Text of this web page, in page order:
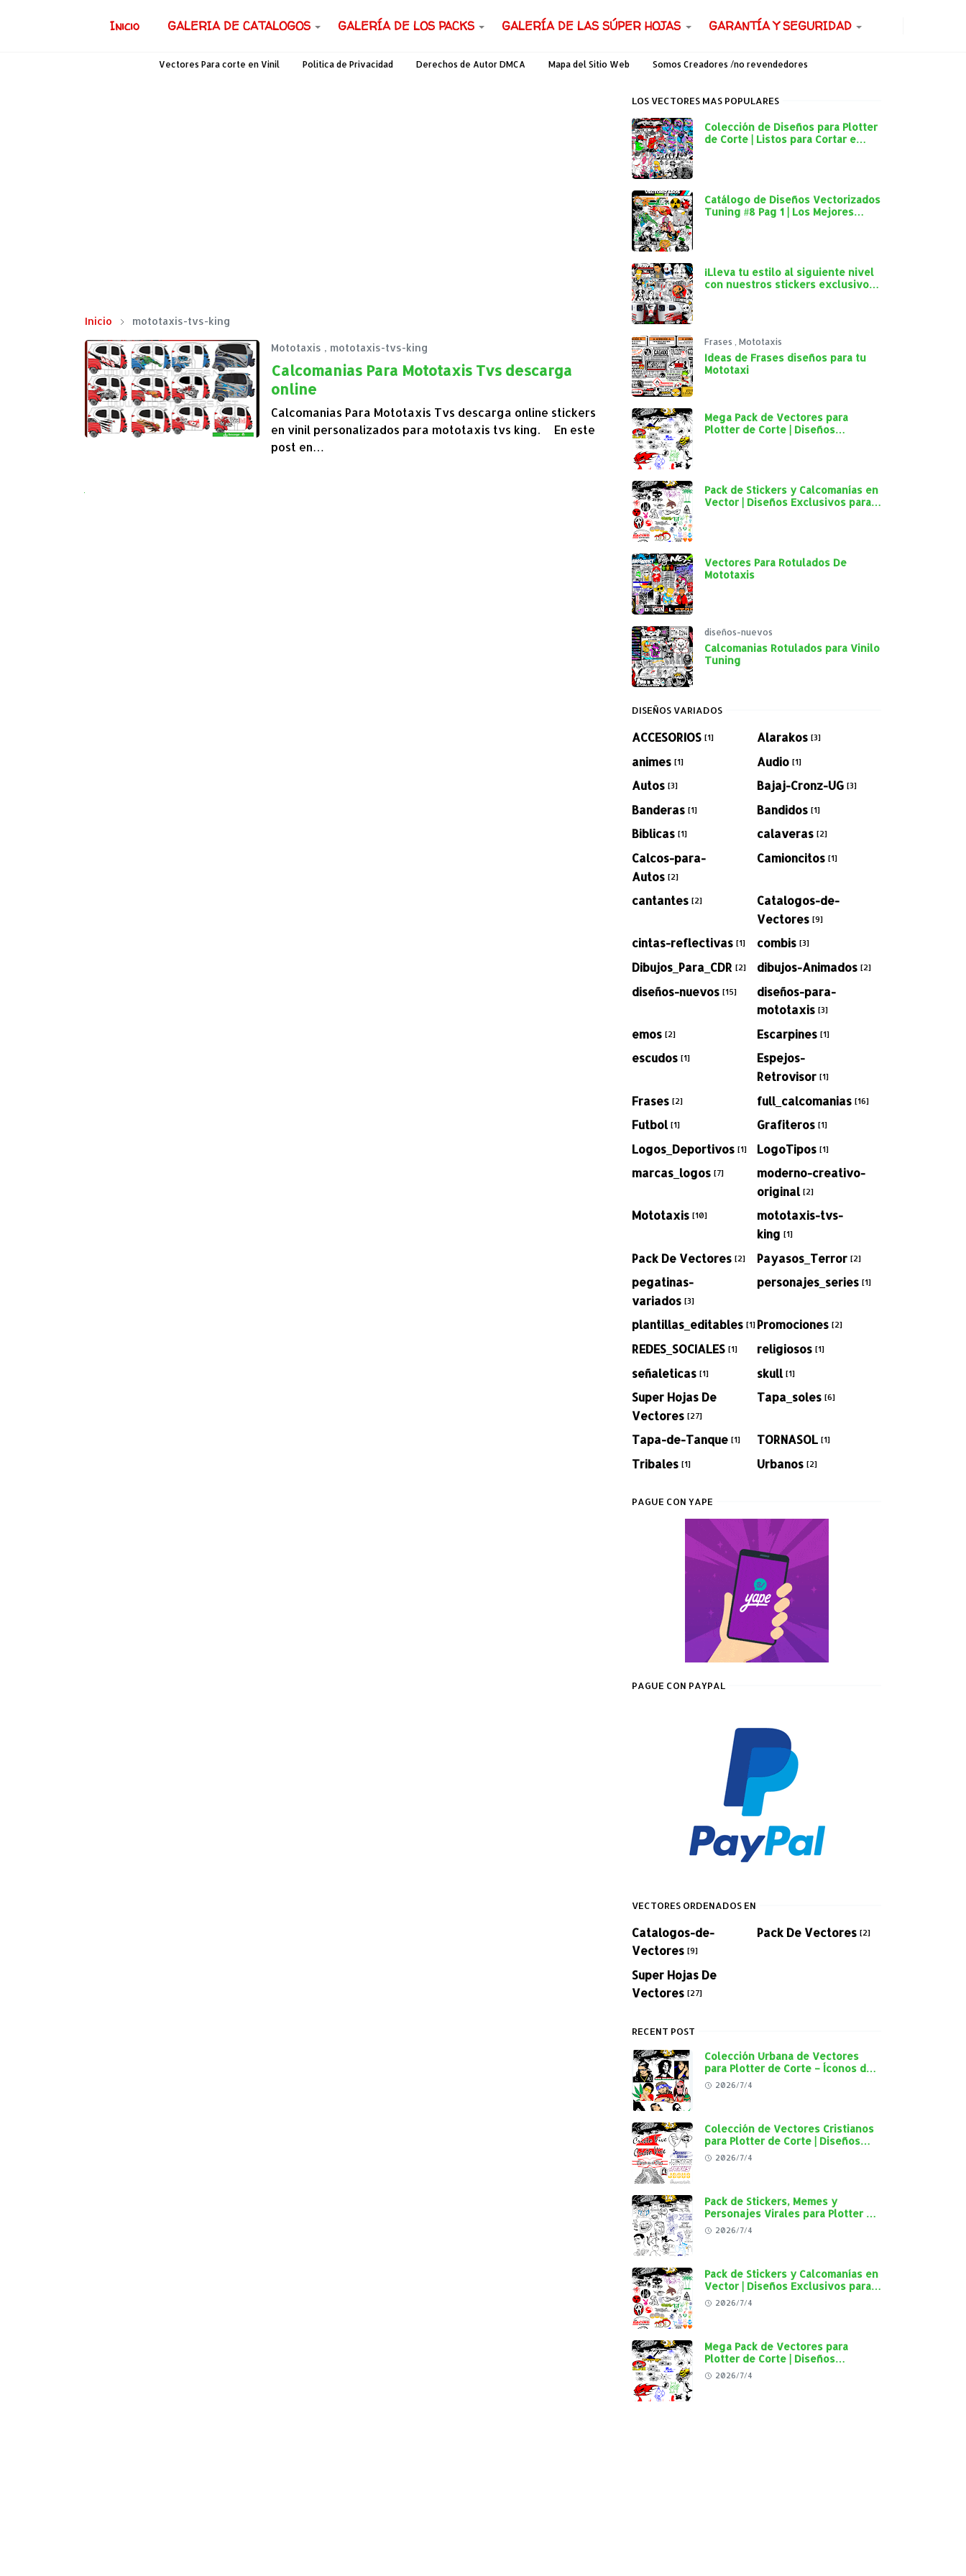
Inicio GALERIA DE CATALOGOS GALERÍA DE LOS PACKS GALERÍA DE LAS SÚPER HOJAS GARANTÍA Y SEGURIDAD
Vectores Para corte en Vinil Política de Privacidad Derechos de Autor DMCA Mapa del Sitio Web Somos Creadores /no revendedores
Inicio mototaxis-tvs-king
Mototaxis , mototaxis-tvs-king
Calcomanias Para Mototaxis Tvs descarga
online
Calcomanias Para Mototaxis Tvs descarga online stickers
en vinil personalizados para mototaxis tvs king. En este
post en…
LOS VECTORES MAS POPULARES
Colección de Diseños para Plotter
de Corte | Listos para Cortar e
Catálogo de Diseños Vectorizados
Tuning #8 Pag 1 | Los Mejores
¡Lleva tu estilo al siguiente nivel
con nuestros stickers exclusivos
Frases , Mototaxis
Ideas de Frases diseños para tu
Mototaxi
Mega Pack de Vectores para
Plotter de Corte | Diseños
Pack de Stickers y Calcomanías en
Vector | Diseños Exclusivos para
Vectores Para Rotulados De
Mototaxis
diseños-nuevos
Calcomanias Rotulados para Vinilo
Tuning
DISEÑOS VARIADOS
ACCESORIOS [1] Alarakos [3]
animes [1] Audio [1]
Autos [3] Bajaj-Cronz-UG [3]
Banderas [1] Bandidos [1]
Biblicas [1] calaveras [2]
Calcos-para-
Autos [2]
Camioncitos [1]
cantantes [2]
Catalogos-de-
Vectores [9]
cintas-reflectivas [1] combis [3]
Dibujos_Para_CDR [2] dibujos-Animados [2]
diseños-nuevos [15]
diseños-para-
mototaxis [3]
emos [2] Escarpines [1]
escudos [1]
Espejos-
Retrovisor [1]
Frases [2] full_calcomanias [16]
Futbol [1] Grafiteros [1]
Logos_Deportivos [1] LogoTipos [1]
marcas_logos [7]
moderno-creativo-
original [2]
Mototaxis [10]
mototaxis-tvs-
king [1]
Pack De Vectores [2] Payasos_Terror [2]
pegatinas-
variados [3]
personajes_series [1]
plantillas_editables [1] Promociones [2]
REDES_SOCIALES [1] religiosos [1]
señaleticas [1] skull [1]
Super Hojas De
Vectores [27]
Tapa_soles [6]
Tapa-de-Tanque [1] TORNASOL [1]
Tribales [1] Urbanos [2]
PAGUE CON YAPE
PAGUE CON PAYPAL
VECTORES ORDENADOS EN
Catalogos-de-
Vectores [9]
Pack De Vectores [2]
Super Hojas De
Vectores [27]
RECENT POST
Colección Urbana de Vectores
para Plotter de Corte – Íconos del
Rap, Reggae y Cultura Street en
Alta Calidad
2026/7/4
Colección de Vectores Cristianos
para Plotter de Corte | Diseños
"Cristo Vive", "Jesús Vive" y
Virgen de Guadalupe en Alta
2026/7/4
Pack de Stickers, Memes y
Personajes Virales para Plotter de
Corte | Diseños en Alta Calidad
2026/7/4
Pack de Stickers y Calcomanías en
Vector | Diseños Exclusivos para
Plotter de Corte y Personalización
Automotriz
2026/7/4
Mega Pack de Vectores para
Plotter de Corte | Diseños
Exclusivos para Personalización
Automotriz
2026/7/4